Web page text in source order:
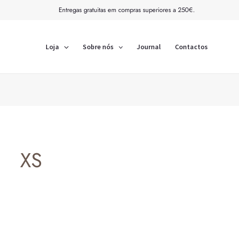
Entregas gratuitas em compras superiores a 250€.
Loja Sobre nós Journal Contactos
XS